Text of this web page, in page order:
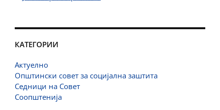
КАТЕГОРИИ
Актуелно
Општински совет за социјална заштита
Седници на Совет
Соопштенија